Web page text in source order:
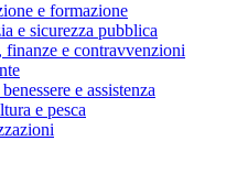
e formazione
e sicurezza pubblica
finanze e contravvenzioni
e assistenza
e pesca